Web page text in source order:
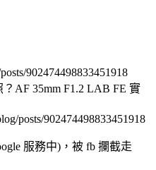
902474498833451918
AF 35mm F1.2 LAB FE 實
posts/902474498833451918
服務中)，被 fb 攔截走